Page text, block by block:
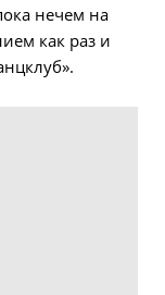
нечем на
как раз и